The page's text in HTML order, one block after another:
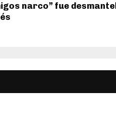
narco” fue